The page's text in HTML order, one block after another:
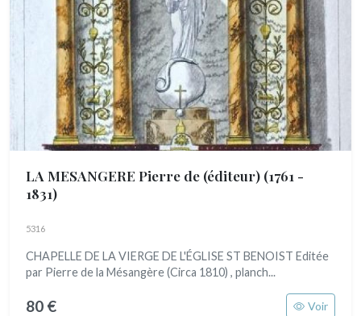
LA MESANGERE Pierre de (éditeur) (1761 -
1831)
5316
CHAPELLE DE LA VIERGE DE L'ÉGLISE ST BENOIST Editée
par Pierre de la Mésangère (Circa 1810) , planch...
80 € Voir